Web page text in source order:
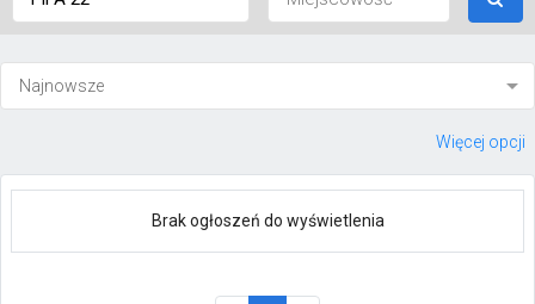
Więcej opcji
Brak ogłoszeń do wyświetlenia